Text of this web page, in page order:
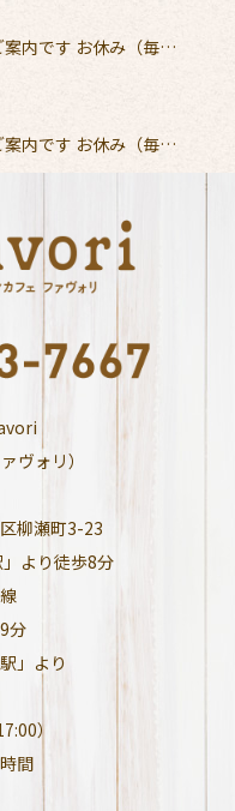
7月の営業予定と限定シフォンのご案内です お休み（毎週月曜日） テイクアウトのみ（毎週火曜日）10時〜16時 ※28日（火）はお休み パイナップル（7月中旬あたりまで） ひと口食べると、パイナップル...
6月の営業予定と限定シフォンのご案内です お休み（毎週月曜日） テイクアウトのみ（毎週火曜日）10時〜16時 ※23日（火）はお休み 【パイナップルシフォン】 ひと口食べると、パイナップルの爽やかな...
ヴォリ）
柳瀬町3-23
より徒歩8分
分
」より
）
間